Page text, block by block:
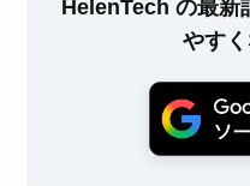
HelenTech の最新
やすく